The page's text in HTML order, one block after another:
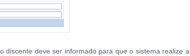
discente deve ser informado para que o sistema realize a